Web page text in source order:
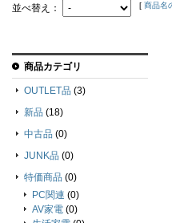
並べ替え： [ 商品名
商品カテゴリ
OUTLET品 (3)
新品 (18)
中古品 (0)
JUNK品 (0)
特価商品 (0)
PC関連 (0)
AV家電 (0)